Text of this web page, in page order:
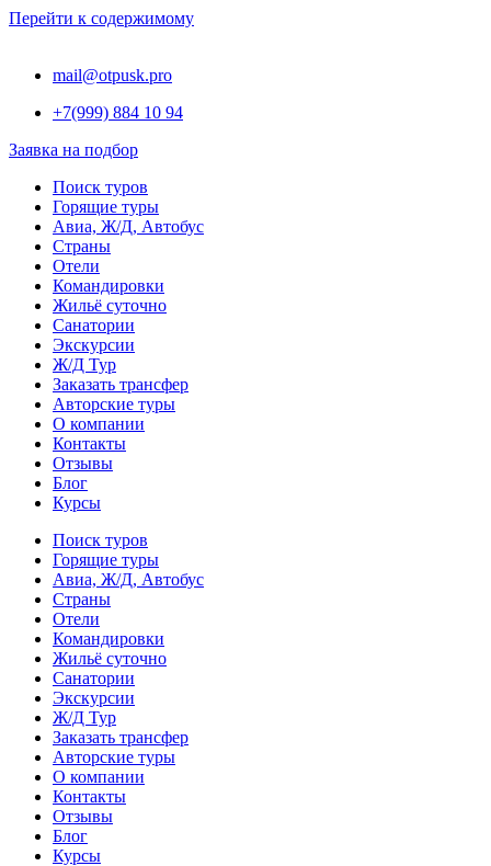
Перейти к содержимому
mail@otpusk.pro
+7(999) 884 10 94
Заявка на подбор
Поиск туров
Горящие туры
Авиа, Ж/Д, Автобус
Страны
Отели
Командировки
Жильё суточно
Санатории
Экскурсии
Ж/Д Тур
Заказать трансфер
Авторские туры
О компании
Контакты
Отзывы
Блог
Курсы
Поиск туров
Горящие туры
Авиа, Ж/Д, Автобус
Страны
Отели
Командировки
Жильё суточно
Санатории
Экскурсии
Ж/Д Тур
Заказать трансфер
Авторские туры
О компании
Контакты
Отзывы
Блог
Курсы